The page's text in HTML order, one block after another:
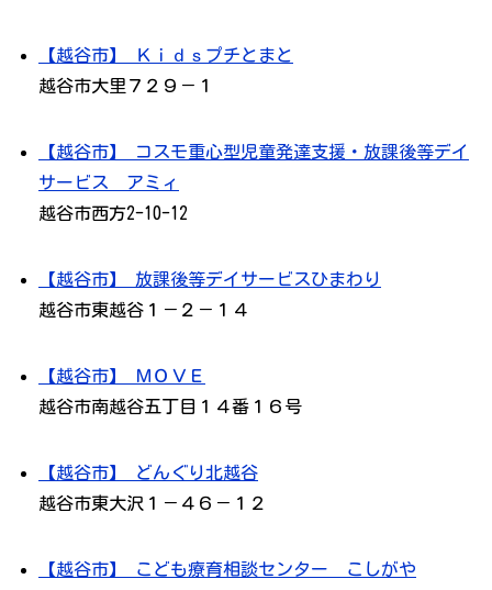
【越谷市】 Ｋｉｄｓプチとまと
越谷市大里７２９－１
【越谷市】 コスモ重心型児童発達支援・放課後等デイ
サービス アミィ
越谷市西方2-10-12
【越谷市】 放課後等デイサービスひまわり
越谷市東越谷１－２－１４
【越谷市】 ＭＯＶＥ
越谷市南越谷五丁目１４番１６号
【越谷市】 どんぐり北越谷
越谷市東大沢１－４６－１２
【越谷市】 こども療育相談センター こしがや